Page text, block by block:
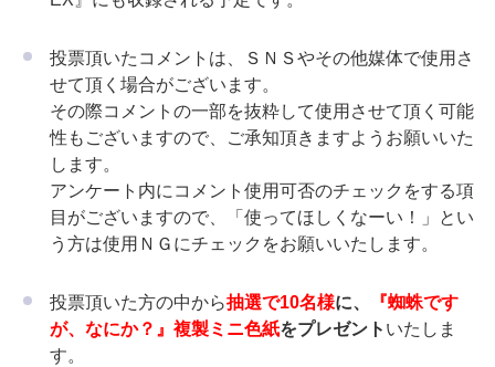
投票頂いたコメントは、ＳＮＳやその他媒体で使用さ
せて頂く場合がございます。
その際コメントの一部を抜粋して使用させて頂く可能
性もございますので、ご承知頂きますようお願いいた
します。
アンケート内にコメント使用可否のチェックをする項
目がございますので、「使ってほしくなーい！」とい
う方は使用ＮＧにチェックをお願いいたします。
投票頂いた方の中から抽選で10名様に、
『蜘蛛です
が、なにか？』複製ミニ色紙をプレゼント いたしま
す。